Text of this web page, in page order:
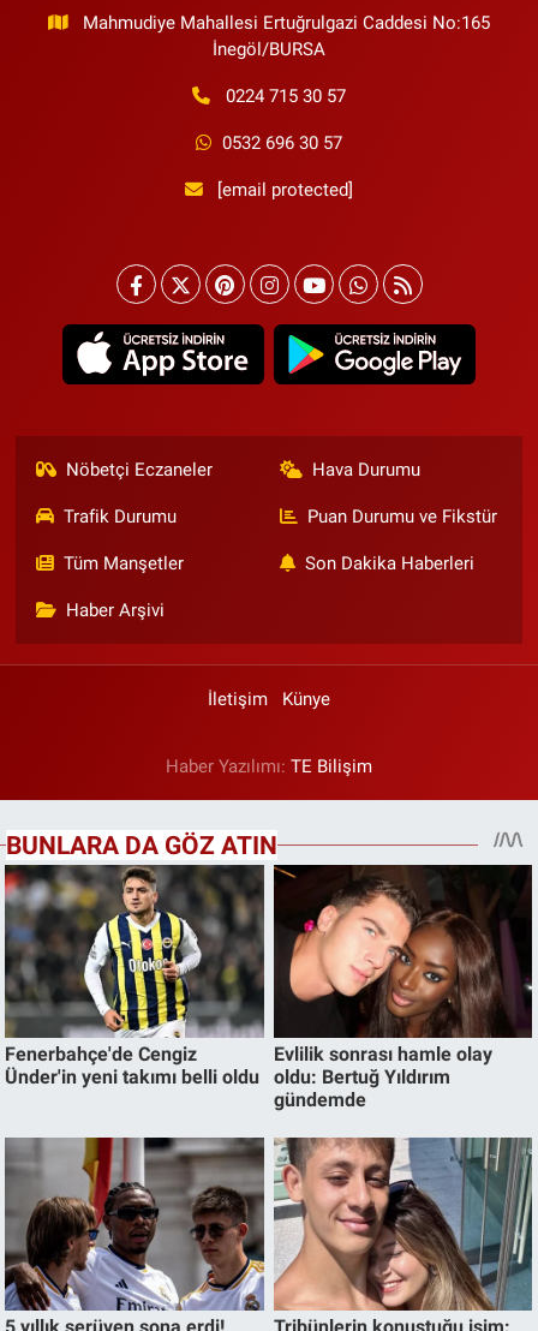
Mahmudiye Mahallesi Ertuğrulgazi Caddesi No:165
İnegöl/BURSA
0224 715 30 57
0532 696 30 57
[email protected]
Nöbetçi Eczaneler Hava Durumu
Trafik Durumu Puan Durumu ve Fikstür
Tüm Manşetler Son Dakika Haberleri
Haber Arşivi
İletişim Künye
Haber Yazılımı: TE Bilişim